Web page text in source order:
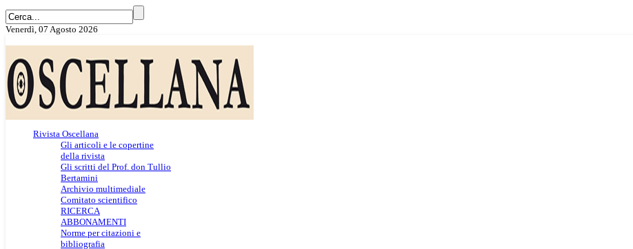
Venerdì, 07 Agosto 2026
Rivista Oscellana
Gli articoli e le copertine
della rivista
Gli scritti del Prof. don Tullio
Bertamini
Archivio multimediale
Comitato scientifico
RICERCA
ABBONAMENTI
Norme per citazioni e
bibliografia